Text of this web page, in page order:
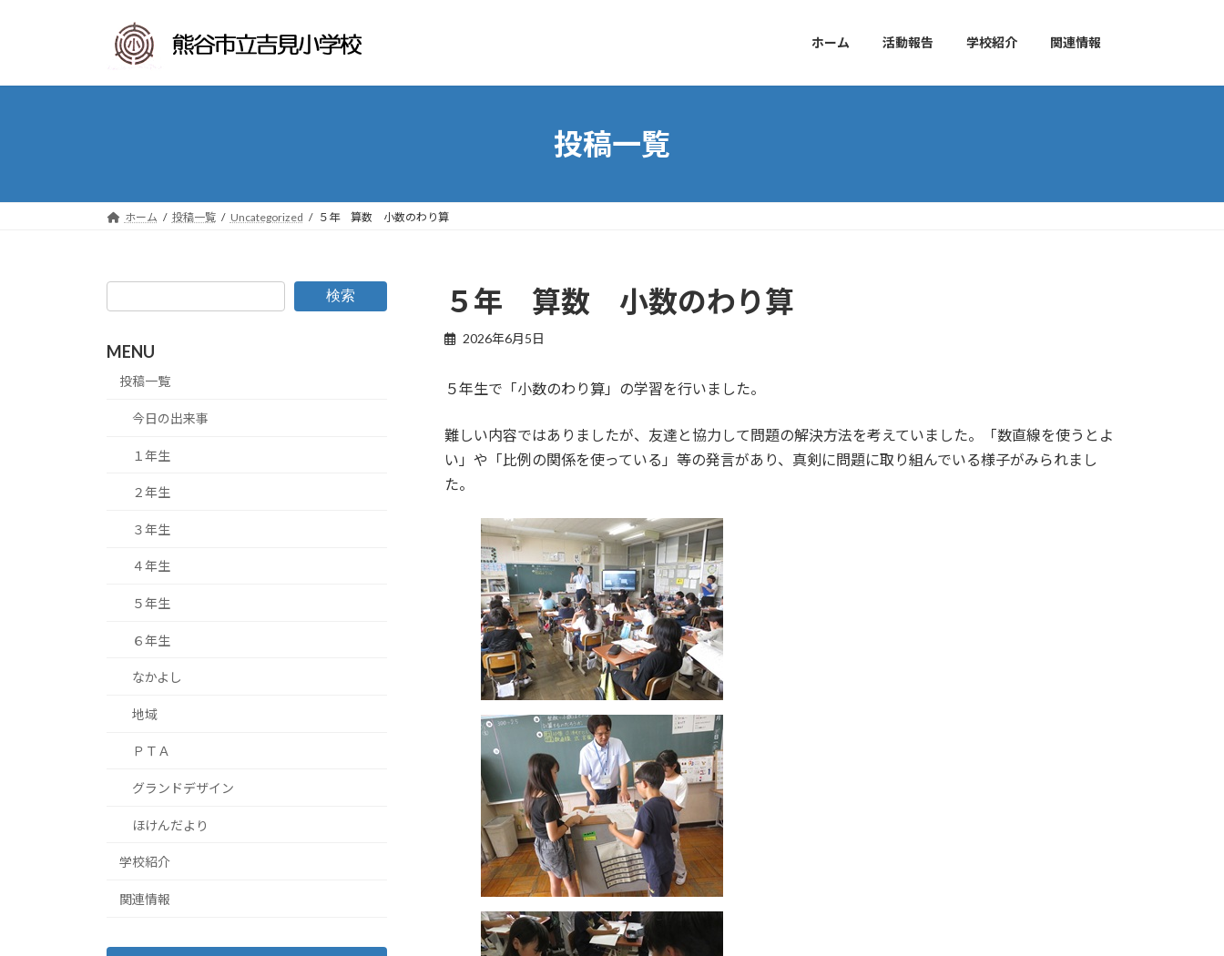
プ
動
ホーム 活動報告 学校紹介 関連情報
投稿一覧
ホーム 投稿一覧 Uncategorized ５年 算数 小数のわり算
５年 算数 小数のわり算
2026年6月5日
５年生で「小数のわり算」の学習を行いました。
難しい内容ではありましたが、友達と協力して問題の解決方法を考えていました。「数直線を使うとよ
い」や「比例の関係を使っている」等の発言があり、真剣に問題に取り組んでいる様子がみられまし
た。
検索
MENU
投稿一覧
今日の出来事
１年生
２年生
３年生
４年生
５年生
６年生
なかよし
地域
ＰＴＡ
グランドデザイン
ほけんだより
学校紹介
関連情報